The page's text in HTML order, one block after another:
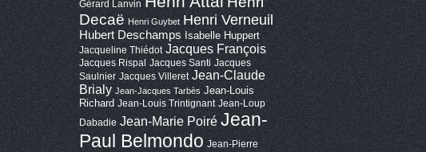
Gérard Lanvin
Decaë Henri Guybet Henri Verneuil
Hubert Deschamps Isabelle Huppert
Jacqueline Thiédot Jacques François
Jacques Rispal Jacques Santi Jacques
Saulnier Jacques Villeret Jean-Claude
Brialy Jean-Jacques Tarbès Jean-Louis
Richard Jean-Louis Trintignant Jean-Loup
Dabadie Jean-Marie Poiré Jean-
Paul Belmondo Jean-Pierre